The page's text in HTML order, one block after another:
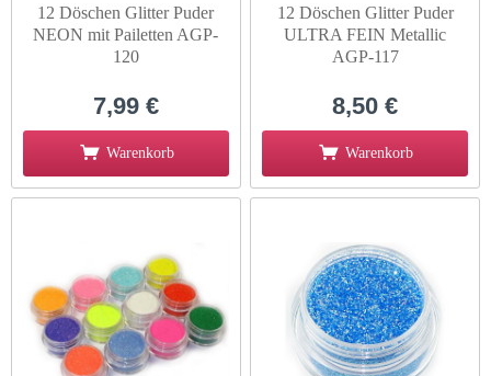
12 Döschen Glitter Puder
NEON mit Pailetten AGP-
120
7,99 €
Warenkorb
12 Döschen Glitter Puder
ULTRA FEIN Metallic
AGP-117
8,50 €
Warenkorb